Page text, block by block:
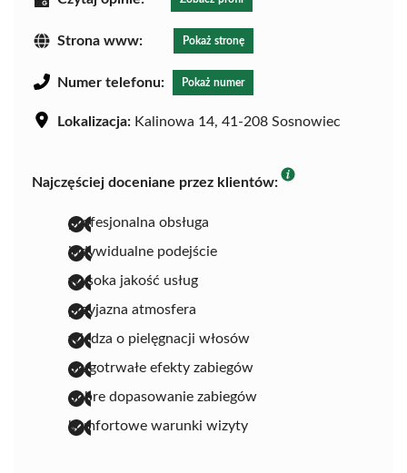
Strona www: Pokaż stronę
Numer telefonu: Pokaż numer
Lokalizacja: Kalinowa 14, 41-208 Sosnowiec
Najczęściej doceniane przez klientów:
profesjonalna obsługa
indywidualne podejście
wysoka jakość usług
przyjazna atmosfera
wiedza o pielęgnacji włosów
długotrwałe efekty zabiegów
dobre dopasowanie zabiegów
komfortowe warunki wizyty